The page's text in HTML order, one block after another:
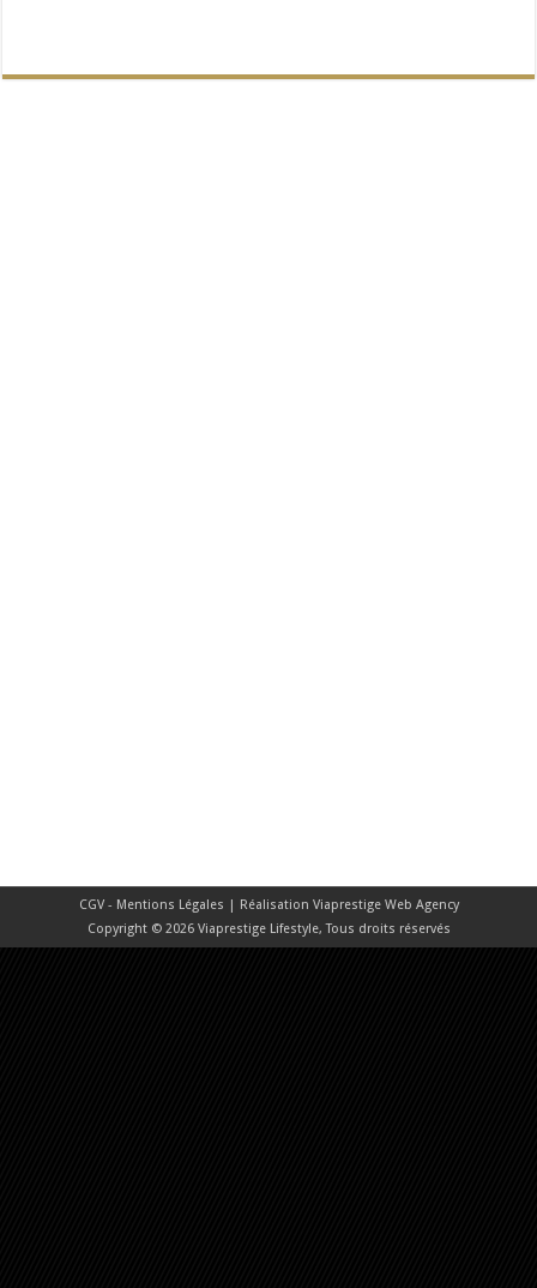
CGV - Mentions Légales | Réalisation Viaprestige Web Agency
Copyright © 2026 Viaprestige Lifestyle, Tous droits réservés